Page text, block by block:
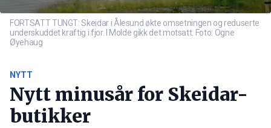
FORTSATT TUNGT: Skeidar i Ålesund økte omsetningen og reduserte
underskuddet kraftig i fjor. I Molde gikk det motsatt. Foto: Ogne
Øyehaug
NYTT
Nytt minusår for Skeidar-
butikker